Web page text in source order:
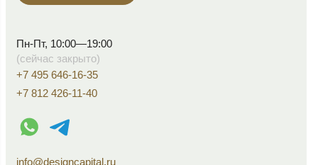
Пн-Пт, 10:00—19:00
(сейчас закрыто)
+7 495 646-16-35
+7 812 426-11-40
WhatsApp контакт
Telegram контакт
info@designcapital.ru